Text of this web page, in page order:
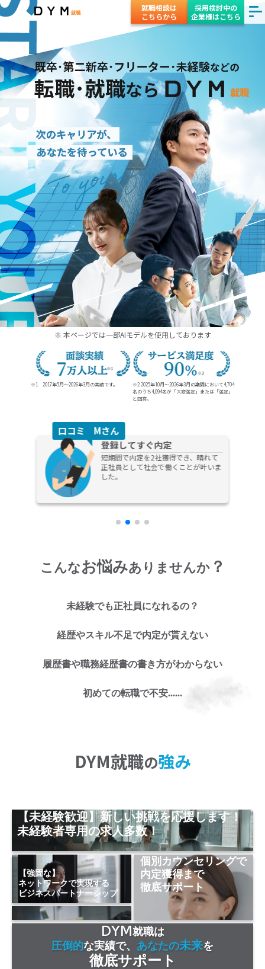
就職相談は
こちらから
採用検討中の
企業様はこちら
※ 本ページでは一部AIモデルを使用しております
※1 2017年5月～2026年3月の実績です。
※2 2025年10月～2026年3月の期間において4,704
名のうち4,094名が「大変満足」または「満足」
と回答。
キャリア相談
担当の方がとても熱心に話を聞いてく
れる方で、今後のキャリアプランなど
の提案までしてもらえてものすごく助
口コミ Dさん
こんなお悩みありませんか？
未経験でも正社員になれるの？
経歴やスキル不足で内定が貰えない
履歴書や職務経歴書の書き方がわからない
初めての転職で不安......
お仕事探しのお悩み
お任せくださ
DYM就職の強み
【未経験歓迎】新しい挑戦を応援します！
未経験者専用の求人多数！
【強固な】
ネットワークで実現する
ビジネスパートナーシップ
個別カウンセリングで
内定獲得まで
徹底サポート
DYM 就職は
圧倒的な実績で、 あなたの未来を
徹底サポート